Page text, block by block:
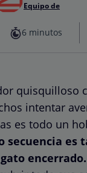
Equipo de
6 minutos
quisquilloso
intentar
es todo un
secuencia es
encerrado.